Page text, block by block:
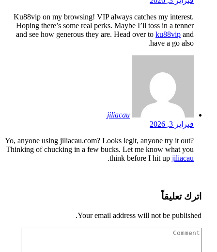
Ku88vip on my browsing! VIP always
Hoping there’s some real perks. Maybe
and see how generous they are. Head
jiliacau
Yo, anyone using jiliacau.com? Looks legit,
Thinking of chucking in a few bucks. Let
think
.
Your email address